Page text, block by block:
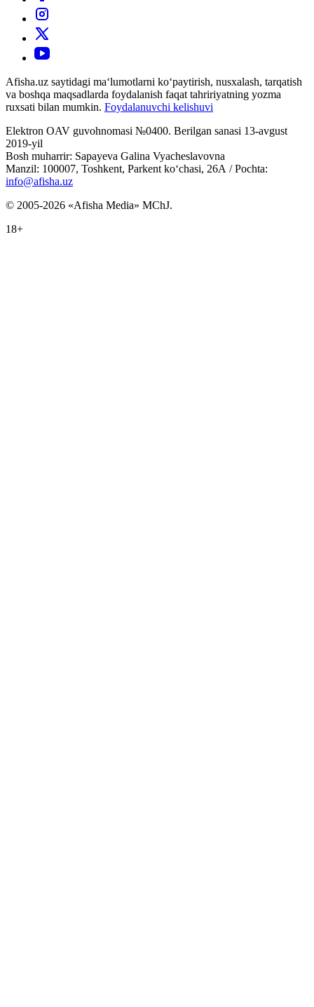
Afisha.uz saytidagi ma‘lumotlarni ko‘paytirish, nusxalash, tarqatish
va boshqa maqsadlarda foydalanish faqat tahririyatning yozma
ruxsati bilan mumkin. Foydalanuvchi kelishuvi
Elektron OAV guvohnomasi №0400. Berilgan sanasi 13-avgust
2019-yil
Bosh muharrir: Sapayeva Galina Vyacheslavovna
Manzil: 100007, Toshkent, Parkent ko‘chasi, 26А / Pochta:
info@afisha.uz
© 2005-2026 «Afisha Media» MChJ.
18+